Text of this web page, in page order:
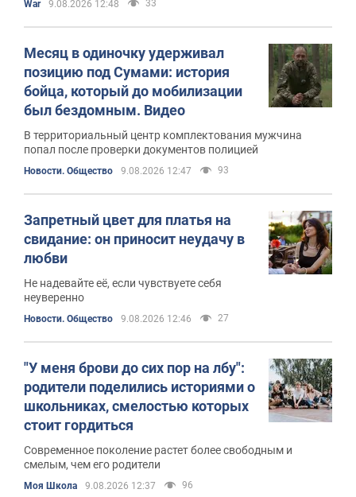
противовоздушной обороны на территории
РФ
War 9.08.2026 12:48 33
Месяц в одиночку удерживал
позицию под Сумами: история
бойца, который до мобилизации
был бездомным. Видео
В территориальный центр комплектования мужчина
попал после проверки документов полицией
Новости. Общество 9.08.2026 12:47 93
Запретный цвет для платья на
свидание: он приносит неудачу в
любви
Не надевайте её, если чувствуете себя
неуверенно
Новости. Общество 9.08.2026 12:46 27
"У меня брови до сих пор на лбу":
родители поделились историями о
школьниках, смелостью которых
стоит гордиться
Современное поколение растет более свободным и
смелым, чем его родители
Моя Школа 9.08.2026 12:37 96